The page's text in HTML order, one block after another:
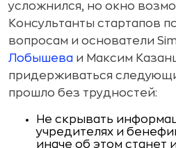
усложнился, но окно
Консультанты стартапов
вопросам и основатели
Лобышева и Максим
придерживаться
прошло без трудностей:
Не скрывать
учредителях и
иначе об этом станет